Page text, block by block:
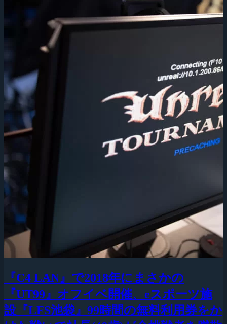
『C4 LAN』で2018年にまさかの
『UT99』オフイベ開催、eスポーツ施
設『LFS池袋』99時間の無料利用券をか